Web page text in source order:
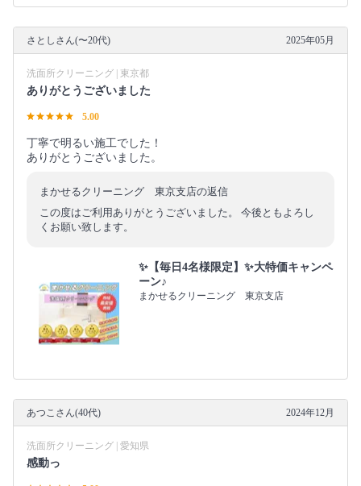
さとしさん(〜20代) 2025年05月
洗面所クリーニング | 東京都
ありがとうございました
5.00
丁寧で明るい施工でした！
ありがとうございました。
まかせるクリーニング 東京支店の返信
この度はご利用ありがとうございました。 今後ともよろし
くお願い致します。
✨【毎日4名様限定】✨大特価キャンペ
ーン♪
まかせるクリーニング 東京支店
あつこさん(40代) 2024年12月
洗面所クリーニング | 愛知県
感動っ